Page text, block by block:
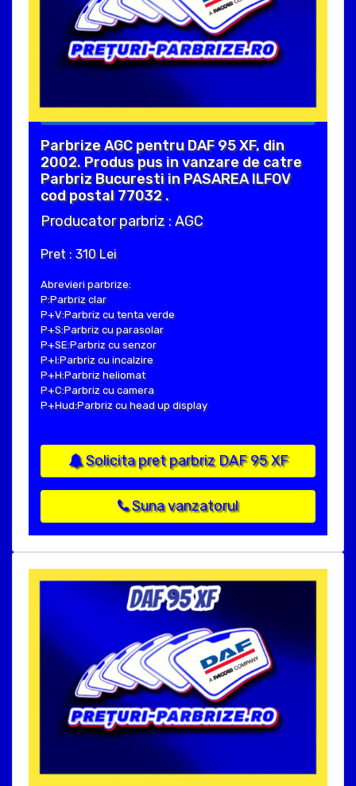
Parbrize AGC pentru DAF 95 XF, din
2002. Produs pus in vanzare de catre
Parbriz Bucuresti in PASAREA ILFOV
cod postal 77032 .
Producator parbriz : AGC
Pret : 310 Lei
Abrevieri parbrize:
P:Parbriz clar
P+V:Parbriz cu tenta verde
P+S:Parbriz cu parasolar
P+SE:Parbriz cu senzor
P+I:Parbriz cu incalzire
P+H:Parbriz heliomat
P+C:Parbriz cu camera
P+Hud:Parbriz cu head up display
Solicita pret parbriz DAF 95 XF
Suna vanzatorul